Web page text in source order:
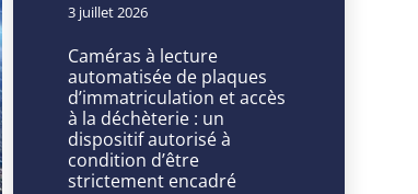
3 juillet 2026
Caméras à lecture
automatisée de plaques
d’immatriculation et accès
à la déchèterie : un
dispositif autorisé à
condition d’être
strictement encadré